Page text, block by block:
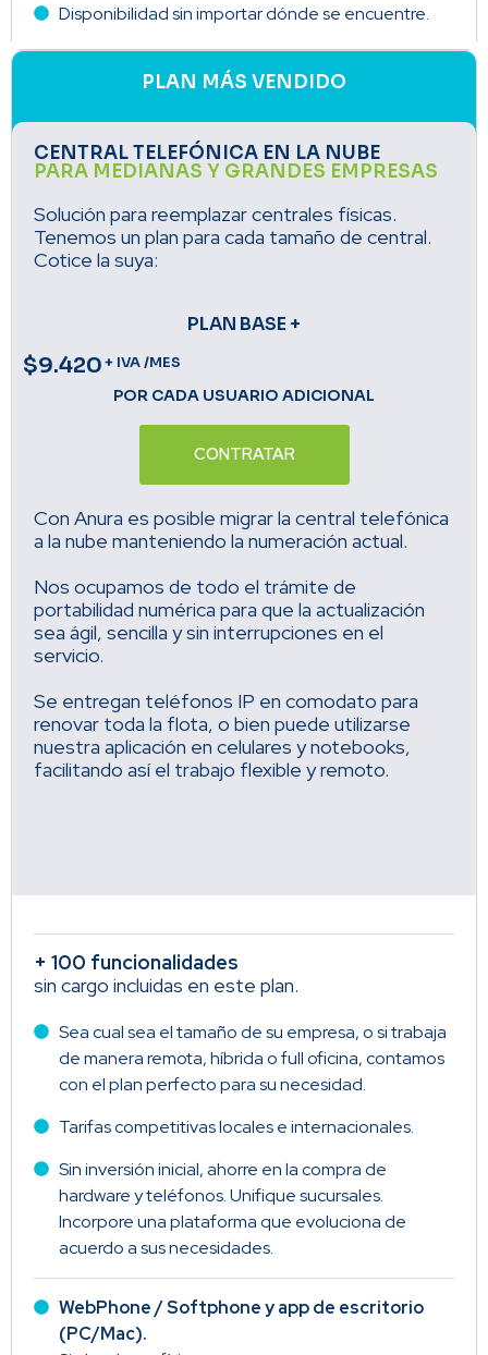
Disponibilidad sin importar dónde se encuentre.
PLAN MÁS VENDIDO
CENTRAL TELEFÓNICA EN LA NUBE
PARA MEDIANAS Y GRANDES EMPRESAS
Solución para reemplazar centrales físicas.
Tenemos un plan para cada tamaño de central.
Cotice la suya:
PLAN BASE +
$9.420+ IVA /MES
POR CADA USUARIO ADICIONAL
CONTRATAR
Con Anura es posible migrar la central telefónica
a la nube manteniendo la numeración actual.
Nos ocupamos de todo el trámite de
portabilidad numérica para que la actualización
sea ágil, sencilla y sin interrupciones en el
servicio.
Se entregan teléfonos IP en comodato para
renovar toda la flota, o bien puede utilizarse
nuestra aplicación en celulares y notebooks,
facilitando así el trabajo flexible y remoto.
+ 100 funcionalidades
sin cargo incluidas en este plan.
Sea cual sea el tamaño de su empresa, o si trabaja
de manera remota, híbrida o full oficina, contamos
con el plan perfecto para su necesidad.
Tarifas competitivas locales e internacionales.
Sin inversión inicial, ahorre en la compra de
hardware y teléfonos. Unifique sucursales.
Incorpore una plataforma que evoluciona de
acuerdo a sus necesidades.
WebPhone / Softphone y app de escritorio
(PC/Mac).